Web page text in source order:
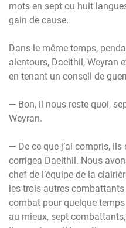
mots en sept ou huit
gain de cause.
Dans le même temps,
alentours, Daeithil, Weyran
en tenant un conseil de
— Bon, il nous reste quoi,
Weyran.
— De ce que j’ai compris,
corrigea Daeithil. Nous
chef de l’équipe de la
les trois autres
combat pour quelque
au mieux, sept